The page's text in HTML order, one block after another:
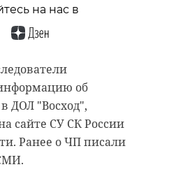
на нас в
об
ДОЛ "Восход",
сайте СУ СК России
Ранее о ЧП писали
собаку
на нас в
с
на нас в